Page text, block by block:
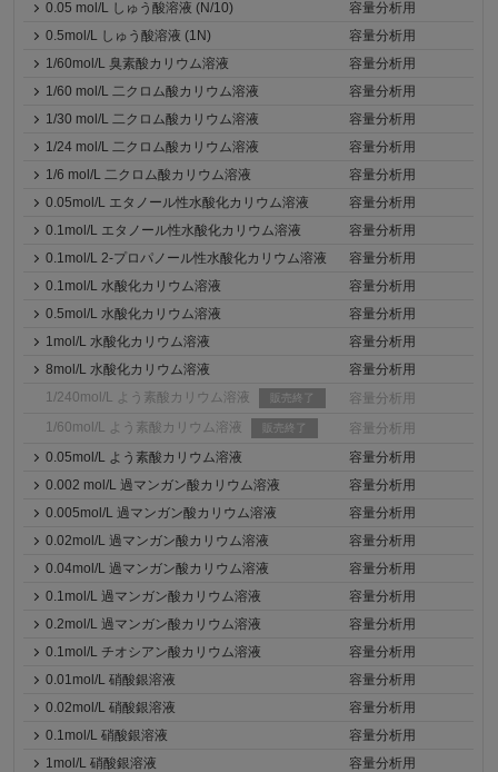
0.05 mol/L しゅう酸溶液 (N/10)
容量分析用
0.5mol/L しゅう酸溶液 (1N)
容量分析用
1/60mol/L 臭素酸カリウム溶液
容量分析用
1/60 mol/L 二クロム酸カリウム溶液
容量分析用
1/30 mol/L 二クロム酸カリウム溶液
容量分析用
1/24 mol/L 二クロム酸カリウム溶液
容量分析用
1/6 mol/L 二クロム酸カリウム溶液
容量分析用
0.05mol/L エタノール性水酸化カリウム溶液
容量分析用
0.1mol/L エタノール性水酸化カリウム溶液
容量分析用
0.1mol/L 2-プロパノール性水酸化カリウム溶液
容量分析用
0.1mol/L 水酸化カリウム溶液
容量分析用
0.5mol/L 水酸化カリウム溶液
容量分析用
1mol/L 水酸化カリウム溶液
容量分析用
8mol/L 水酸化カリウム溶液
容量分析用
1/240mol/L よう素酸カリウム溶液
販売終了
容量分析用
1/60mol/L よう素酸カリウム溶液
販売終了
容量分析用
0.05mol/L よう素酸カリウム溶液
容量分析用
0.002 mol/L 過マンガン酸カリウム溶液
容量分析用
0.005mol/L 過マンガン酸カリウム溶液
容量分析用
0.02mol/L 過マンガン酸カリウム溶液
容量分析用
0.04mol/L 過マンガン酸カリウム溶液
容量分析用
0.1mol/L 過マンガン酸カリウム溶液
容量分析用
0.2mol/L 過マンガン酸カリウム溶液
容量分析用
0.1mol/L チオシアン酸カリウム溶液
容量分析用
0.01mol/L 硝酸銀溶液
容量分析用
0.02mol/L 硝酸銀溶液
容量分析用
0.1mol/L 硝酸銀溶液
容量分析用
1mol/L 硝酸銀溶液
容量分析用